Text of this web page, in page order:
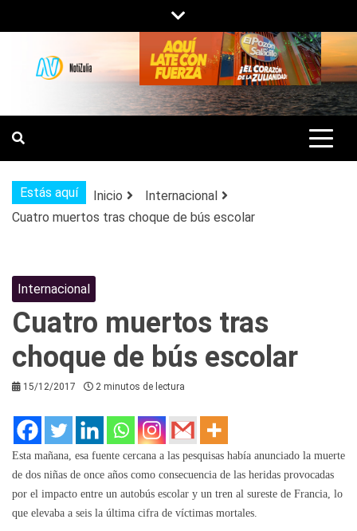
al
contenido
NOTIZULIA
NOTICIAS DEL ZULIA, VENEZUELA Y
DE INTERÉS GENERAL.
Estás aquí Inicio
Internacional
Cuatro muertos tras choque de bús escolar
Internacional
Cuatro muertos tras
choque de bús escolar
15/12/2017 2 minutos de lectura
Esta mañana, esa fuente cercana a las pesquisas había anunciado la muerte
de dos niñas de once años como consecuencia de las heridas provocadas
por el impacto entre un autobús escolar y un tren al sureste de Francia, lo
que elevaba a seis la última cifra de víctimas mortales.